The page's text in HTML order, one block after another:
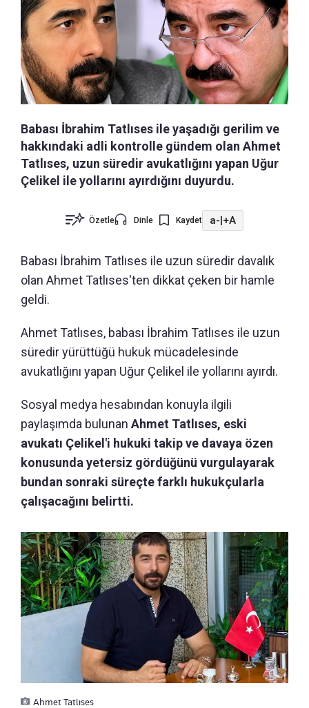
Babası İbrahim Tatlıses ile yaşadığı gerilim ve
hakkındaki adli kontrolle gündem olan Ahmet
Tatlıses, uzun süredir avukatlığını yapan Uğur
Çelikel ile yollarını ayırdığını duyurdu.
Özetle Dinle Kaydet a-|+A
Babası İbrahim Tatlıses ile uzun süredir davalık
olan Ahmet Tatlıses'ten dikkat çeken bir hamle
geldi.
Ahmet Tatlıses, babası İbrahim Tatlıses ile uzun
süredir yürüttüğü hukuk mücadelesinde
avukatlığını yapan Uğur Çelikel ile yollarını ayırdı.
Sosyal medya hesabından konuyla ilgili
paylaşımda bulunan Ahmet Tatlıses, eski
avukatı Çelikel'i hukuki takip ve davaya özen
konusunda yetersiz gördüğünü vurgulayarak
bundan sonraki süreçte farklı hukukçularla
çalışacağını belirtti.
Ahmet Tatlıses